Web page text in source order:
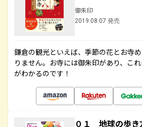
御朱印
2019.08.07 発売
鎌倉の観光といえば、季節の花とお寺
りません。お寺には御朱印があり、こ
がわかるのです！
０１ 地球の歩